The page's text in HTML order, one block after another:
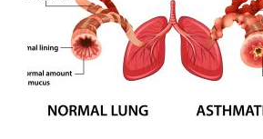
咳嗽變異性氣喘
小兒耳鼻喉科